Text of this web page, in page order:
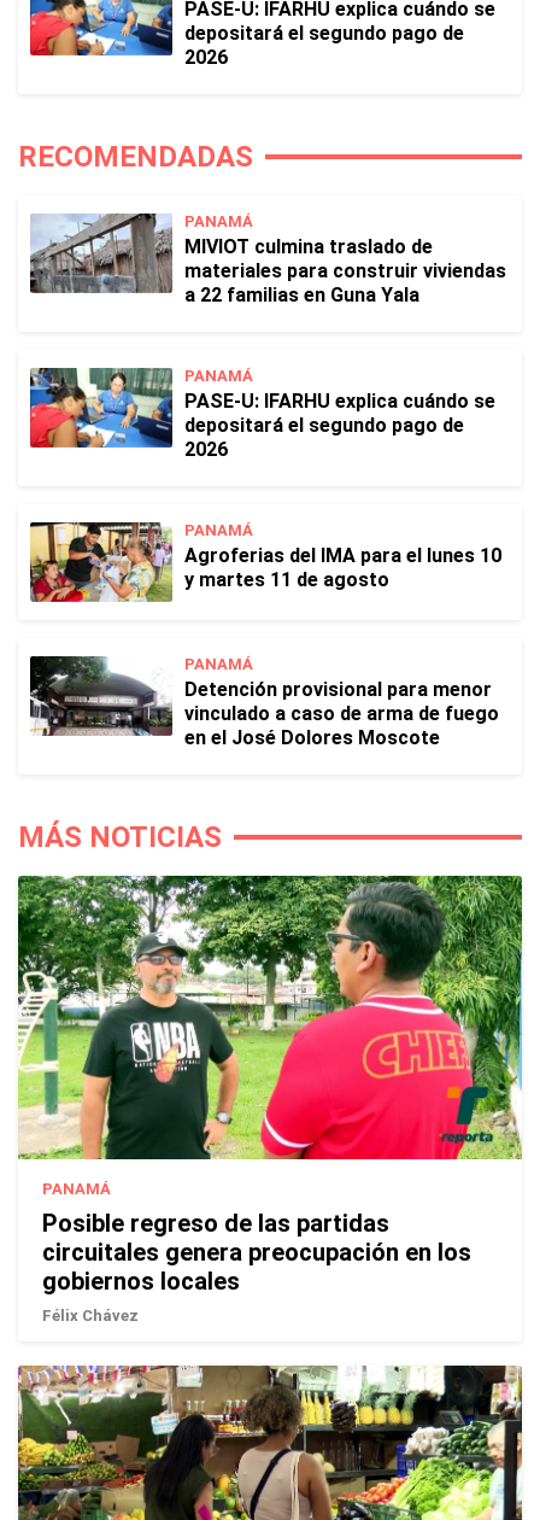
PASE-U: IFARHU explica cuándo se
depositará el segundo pago de
2026
RECOMENDADAS
PANAMÁ
MIVIOT culmina traslado de
materiales para construir viviendas
a 22 familias en Guna Yala
PANAMÁ
PASE-U: IFARHU explica cuándo se
depositará el segundo pago de
2026
PANAMÁ
Agroferias del IMA para el lunes 10
y martes 11 de agosto
PANAMÁ
Detención provisional para menor
vinculado a caso de arma de fuego
en el José Dolores Moscote
MÁS NOTICIAS
PANAMÁ
Posible regreso de las partidas
circuitales genera preocupación en los
gobiernos locales
Félix Chávez